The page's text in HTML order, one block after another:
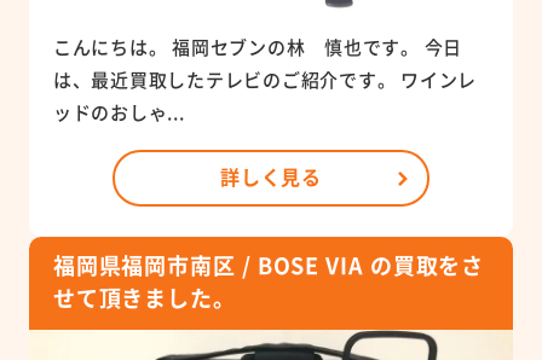
こんにちは。 福岡セブンの林 慎也です。 今日
は、最近買取したテレビのご紹介です。 ワインレ
ッドのおしゃ...
詳しく見る
福岡県福岡市南区 / BOSE VIA の買取をさ
せて頂きました。